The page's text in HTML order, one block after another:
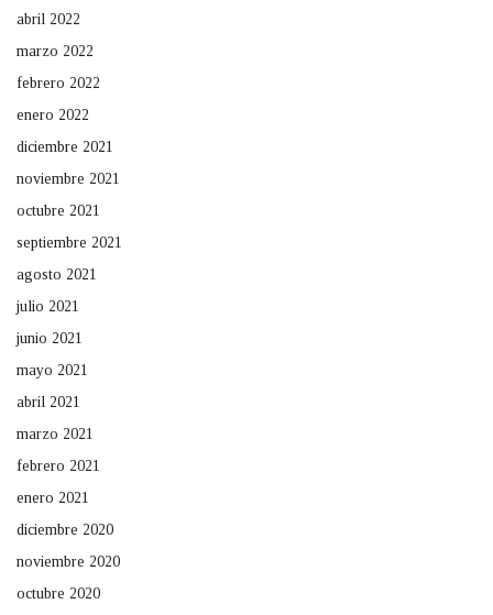
abril 2022
marzo 2022
febrero 2022
enero 2022
diciembre 2021
noviembre 2021
octubre 2021
septiembre 2021
agosto 2021
julio 2021
junio 2021
mayo 2021
abril 2021
marzo 2021
febrero 2021
enero 2021
diciembre 2020
noviembre 2020
octubre 2020